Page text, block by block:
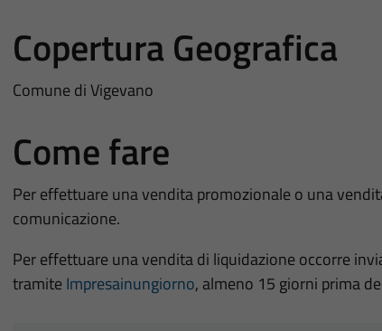
Copertura Geografica
Comune di Vigevano
Come fare
Per effettuare una vendita promozionale o una
comunicazione.
Per effettuare una vendita di liquidazione occorre
tramite Impresainungiorno, almeno 15 giorni prima